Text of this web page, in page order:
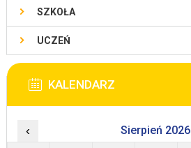
SZKOŁA
UCZEŃ
KALENDARZ
‹ Sierpień 2026